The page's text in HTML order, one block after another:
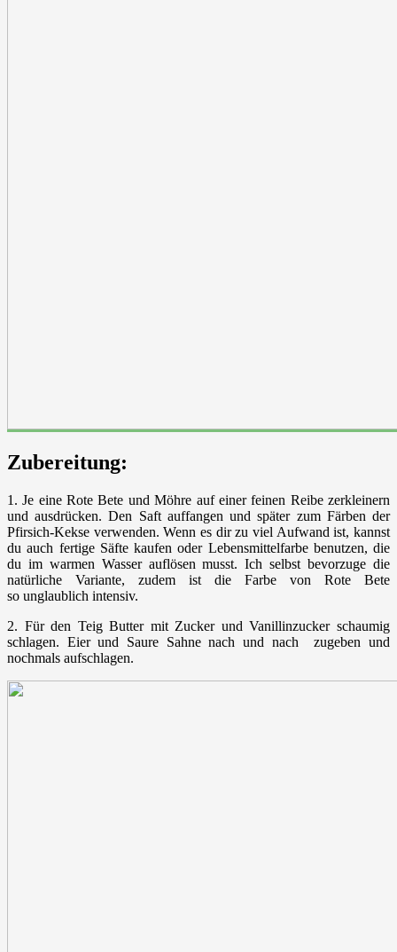
Zubereitung:
1. Je eine Rote Bete und Möhre auf einer feinen Reibe zerkleinern
und ausdrücken. Den Saft auffangen und später zum Färben der
Pfirsich-Kekse verwenden. Wenn es dir zu viel Aufwand ist, kannst
du auch fertige Säfte kaufen oder Lebensmittelfarbe benutzen, die
du im warmen Wasser auflösen musst. Ich selbst bevorzuge die
natürliche Variante, zudem ist die Farbe von Rote Bete
so unglaublich intensiv.
2. Für den Teig Butter mit Zucker und Vanillinzucker schaumig
schlagen. Eier und Saure Sahne nach und nach zugeben und
nochmals aufschlagen.